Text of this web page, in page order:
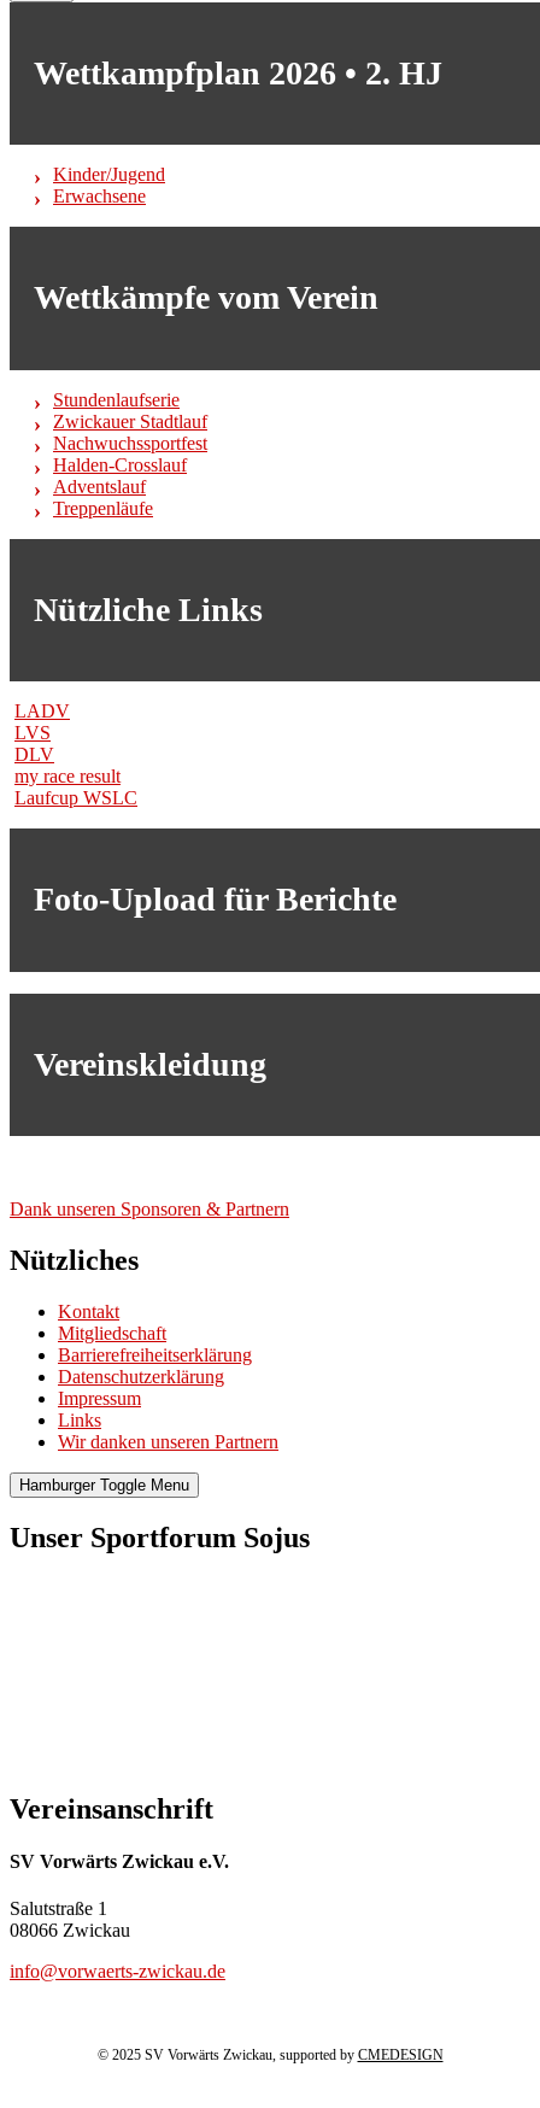
Wettkampfplan 2026 • 2. HJ
Kinder/Jugend
Erwachsene
Wettkämpfe vom Verein
Stundenlaufserie
Zwickauer Stadtlauf
Nachwuchssportfest
Halden-Crosslauf
Adventslauf
Treppenläufe
Nützliche Links
LADV
LVS
DLV
my race result
Laufcup WSLC
Foto-Upload für Berichte
Vereinskleidung
Dank unse­ren Spon­so­ren & Part­nern
Nützliches
Kontakt
Mitgliedschaft
Barrierefreiheitserklärung
Datenschutzerklärung
Impressum
Links
Wir danken unseren Partnern
Hamburger Toggle Menu
Unser Sportforum Sojus
Vereinsanschrift
SV Vorwärts Zwickau e.V.
Salutstraße 1
08066 Zwickau
info@vorwaerts-zwickau.de
© 2025 SV Vorwärts Zwickau, supported by CMEDESIGN